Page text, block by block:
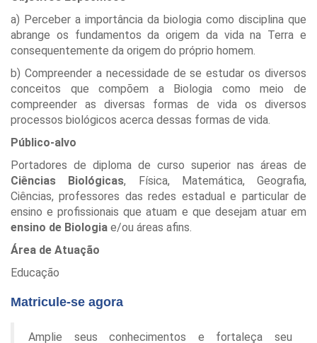
a) Perceber a importância da biologia como disciplina que
abrange os fundamentos da origem da vida na Terra e
consequentemente da origem do próprio homem.
b) Compreender a necessidade de se estudar os diversos
conceitos que compõem a Biologia como meio de
compreender as diversas formas de vida os diversos
processos biológicos acerca dessas formas de vida.
Público-alvo
Portadores de diploma de curso superior nas áreas de
Ciências Biológicas, Física, Matemática, Geografia,
Ciências, professores das redes estadual e particular de
ensino e profissionais que atuam e que desejam atuar em
ensino de Biologia e/ou áreas afins.
Área de Atuação
Educação
Matricule-se agora
Amplie seus conhecimentos e fortaleça seu